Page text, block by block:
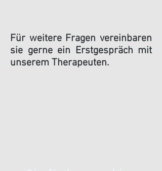
Für weitere Fragen vereinbaren
sie gerne ein Erstgespräch mit
unserem Therapeuten.